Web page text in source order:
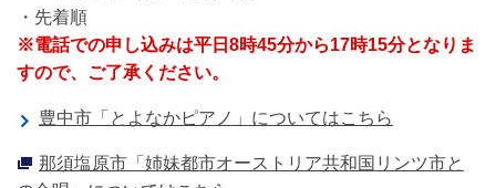
・先着順
※電話での申し込みは平日8時45分から17時15分となりま
すので、ご了承ください。
豊中市「とよなかピアノ」についてはこちら
那須塩原市「姉妹都市オーストリア共和国リンツ市と